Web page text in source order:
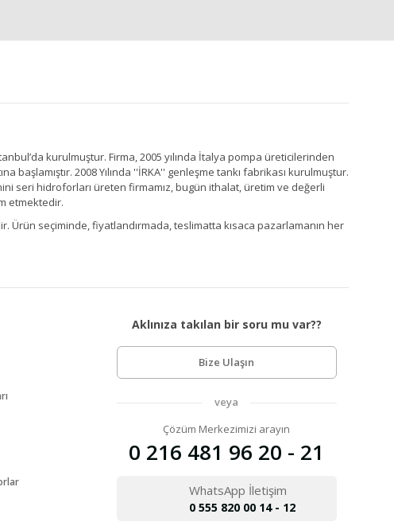
kurulmuştur. Firma, 2005 yılında İtalya pompa üreticilerinden
başlamıştır. 2008 Yılında ''İRKA'' genleşme tankı fabrikası kurulmuştur.
seri hidroforları üreten firmamız, bugün ithalat, üretim ve değerli
etmektedir.
Ürün seçiminde, fiyatlandırmada, teslimatta kısaca pazarlamanın her
Aklınıza takılan bir soru mu var??
Bize Ulaşın
veya
Çözüm Merkezimizi arayın
0 216 481 96 20 - 21
WhatsApp İletişim
0 555 820 00 14 - 12